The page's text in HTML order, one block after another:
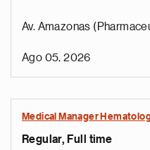
Av. Amazonas
Ago 05, 2026
Medical Manager
Regular, Full time